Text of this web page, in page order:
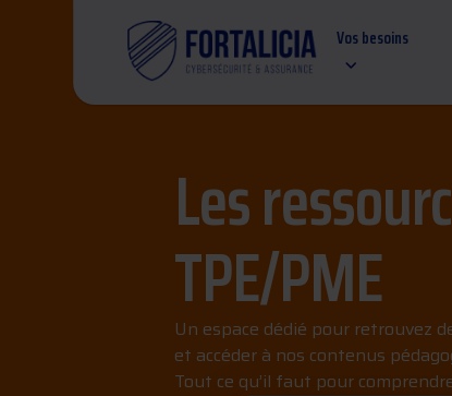
Vos besoins
Les
TPE/PME
Un espace dédié pour retrouvez
et accéder à nos contenus
Tout ce qu’il faut pour